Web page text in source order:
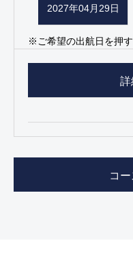
2027年04月29日
※ご希望の出航日を押
コ